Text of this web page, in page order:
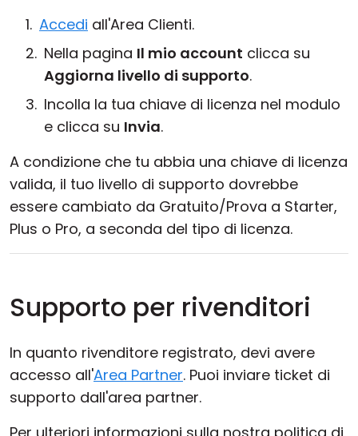
Accedi all'Area Clienti.
Nella pagina Il mio account clicca su
Aggiorna livello di supporto.
Incolla la tua chiave di licenza nel modulo
e clicca su Invia.
A condizione che tu abbia una chiave di licenza
valida, il tuo livello di supporto dovrebbe
essere cambiato da Gratuito/Prova a Starter,
Plus o Pro, a seconda del tipo di licenza.
Supporto per rivenditori
In quanto rivenditore registrato, devi avere
accesso all'Area Partner. Puoi inviare ticket di
supporto dall'area partner.